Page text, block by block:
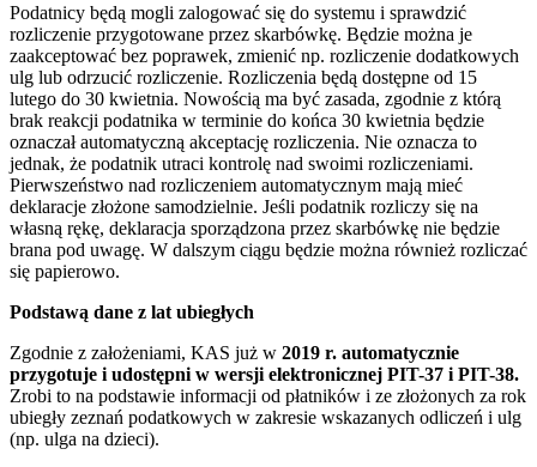
Podatnicy będą mogli zalogować się do systemu i sprawdzić
rozliczenie przygotowane przez skarbówkę. Będzie można je
zaakceptować bez poprawek, zmienić np. rozliczenie dodatkowych
ulg lub odrzucić rozliczenie. Rozliczenia będą dostępne od 15
lutego do 30 kwietnia. Nowością ma być zasada, zgodnie z którą
brak reakcji podatnika w terminie do końca 30 kwietnia będzie
oznaczał automatyczną akceptację rozliczenia. Nie oznacza to
jednak, że podatnik utraci kontrolę nad swoimi rozliczeniami.
Pierwszeństwo nad rozliczeniem automatycznym mają mieć
deklaracje złożone samodzielnie. Jeśli podatnik rozliczy się na
własną rękę, deklaracja sporządzona przez skarbówkę nie będzie
brana pod uwagę. W dalszym ciągu będzie można również rozliczać
się papierowo.
Podstawą dane z lat ubiegłych
Zgodnie z założeniami, KAS już w 2019 r. automatycznie
przygotuje i udostępni w wersji elektronicznej PIT-37 i PIT-38.
Zrobi to na podstawie informacji od płatników i ze złożonych za rok
ubiegły zeznań podatkowych w zakresie wskazanych odliczeń i ulg
(np. ulga na dzieci).